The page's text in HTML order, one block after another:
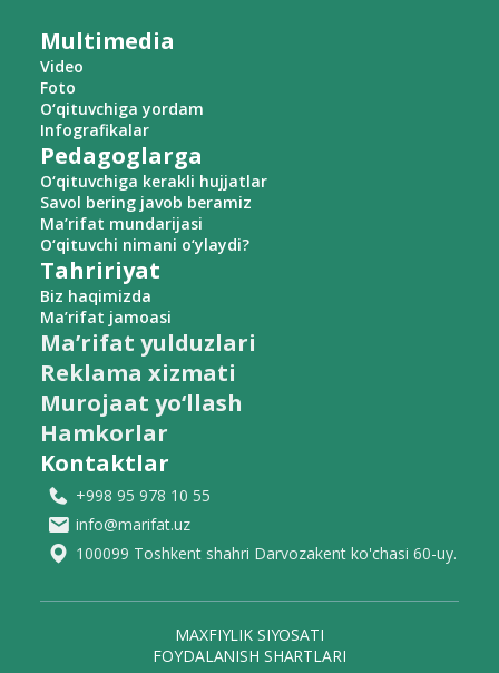
Multimedia
Video
Foto
O‘qituvchiga yordam
Infografikalar
Pedagoglarga
O‘qituvchiga kerakli hujjatlar
Savol bering javob beramiz
Ma’rifat mundarijasi
O‘qituvchi nimani o‘ylaydi?
Tahririyat
Biz haqimizda
Ma’rifat jamoasi
Ma’rifat yulduzlari
Reklama xizmati
Murojaat yo‘llash
Hamkorlar
Kontaktlar
+998 95 978 10 55
info@marifat.uz
100099 Toshkent shahri Darvozakent ko'chasi 60-uy.
MAXFIYLIK SIYOSATI
FOYDALANISH SHARTLARI